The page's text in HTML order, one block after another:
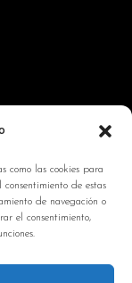
como las cookies para
de estas
de navegación o
el consentimiento,